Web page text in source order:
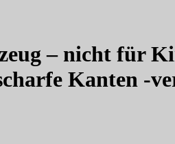
– nicht für
Kanten -